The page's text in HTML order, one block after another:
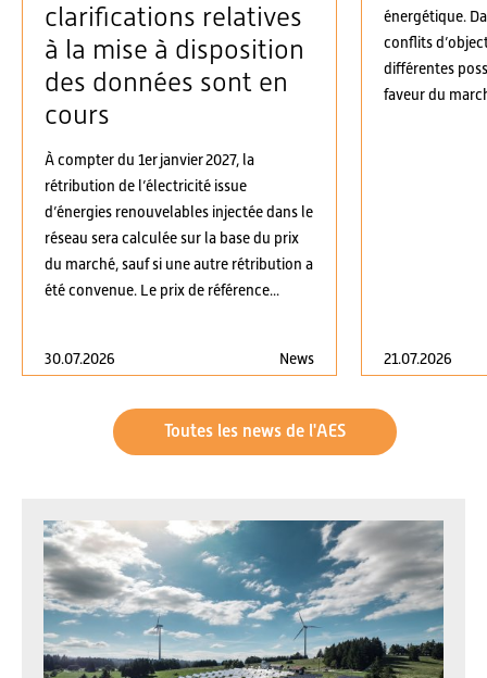
clarifications relatives
à la mise à disposition
des données sont en
cours
À compter du 1er janvier 2027, la
rétribution de l’électricité issue
d’énergies renouvelables injectée dans le
réseau sera calculée sur la base du prix
du marché, sauf si une autre rétribution a
été convenue. Le prix de référence...
30.07.2026 News
énergétique.
conflits
différentes
faveur du
21.07.2026
Toutes les news de l'AES